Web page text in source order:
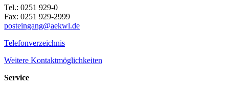
Tel.: 0251 929-0
Fax: 0251 929-2999
posteingang@aekwl.de
Telefonverzeichnis
Weitere Kontaktmöglichkeiten
Service